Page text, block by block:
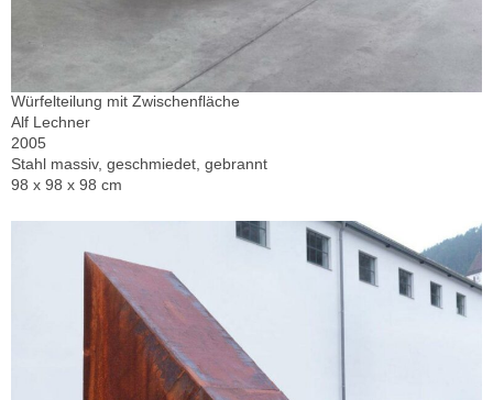
Würfelteilung mit Zwischenfläche
Alf Lechner
2005
Stahl massiv, geschmiedet, gebrannt
98 x 98 x 98 cm